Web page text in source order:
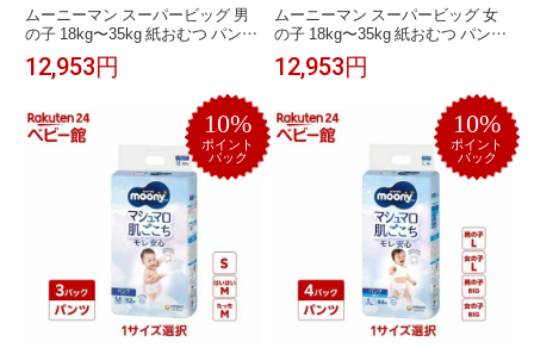
ムーニーマン スーパービッグ 男
の子 18kg〜35kg 紙おむつ パンツ
(26枚*4袋)【ムーニーマン】
12,953円
ムーニーマン スーパービッグ 女
の子 18kg〜35kg 紙おむつ パンツ
(26枚*4袋)【ムーニーマン】
12,953円
10%
ポイント
バック
10%
ポイント
バック